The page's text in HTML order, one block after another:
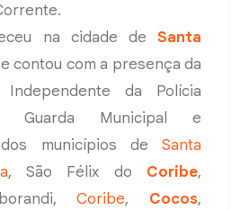
na cidade de Santa
e contou com a presença da
Independente da Polícia
Guarda Municipal e
municípios de Santa
, São Félix do Coribe,
Coribe, Cocos,